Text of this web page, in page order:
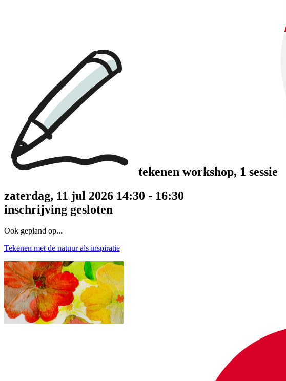
tekenen workshop, 1 sessie
zaterdag, 11 jul 2026 14:30 - 16:30
inschrijving gesloten
Ook gepland op...
Tekenen met de natuur als inspiratie